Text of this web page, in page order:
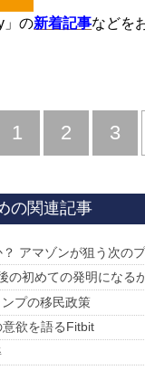
」の新着記事などを
前
1 2 3
の関連記事
アマゾンが狙う次の
の初めての発明になる
プの移民政策
欲を語るFitbit